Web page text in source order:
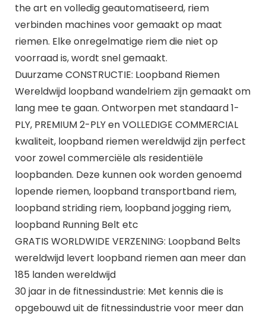
the art en volledig geautomatiseerd, riem
verbinden machines voor gemaakt op maat
riemen. Elke onregelmatige riem die niet op
voorraad is, wordt snel gemaakt.
Duurzame CONSTRUCTIE: Loopband Riemen
Wereldwijd loopband wandelriem zijn gemaakt om
lang mee te gaan. Ontworpen met standaard 1-
PLY, PREMIUM 2-PLY en VOLLEDIGE COMMERCIAL
kwaliteit, loopband riemen wereldwijd zijn perfect
voor zowel commerciële als residentiële
loopbanden. Deze kunnen ook worden genoemd
lopende riemen, loopband transportband riem,
loopband striding riem, loopband jogging riem,
loopband Running Belt etc
GRATIS WORLDWIDE VERZENING: Loopband Belts
wereldwijd levert loopband riemen aan meer dan
185 landen wereldwijd
30 jaar in de fitnessindustrie: Met kennis die is
opgebouwd uit de fitnessindustrie voor meer dan